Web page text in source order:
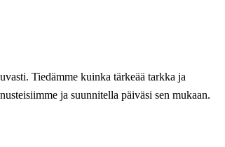
Tiedämme kuinka tärkeää tarkka ja
ja suunnitella päiväsi sen mukaan.